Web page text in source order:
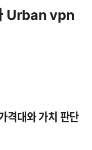
Urban vpn
대와 가치 판단